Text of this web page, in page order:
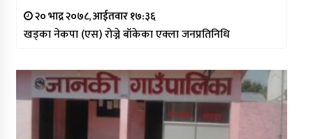
२० भाद्र २०७८, आईतवार १७:३६
खड्का नेकपा (एस) राेज्ने बाँकेका एक्ला जनप्रतिनिधि